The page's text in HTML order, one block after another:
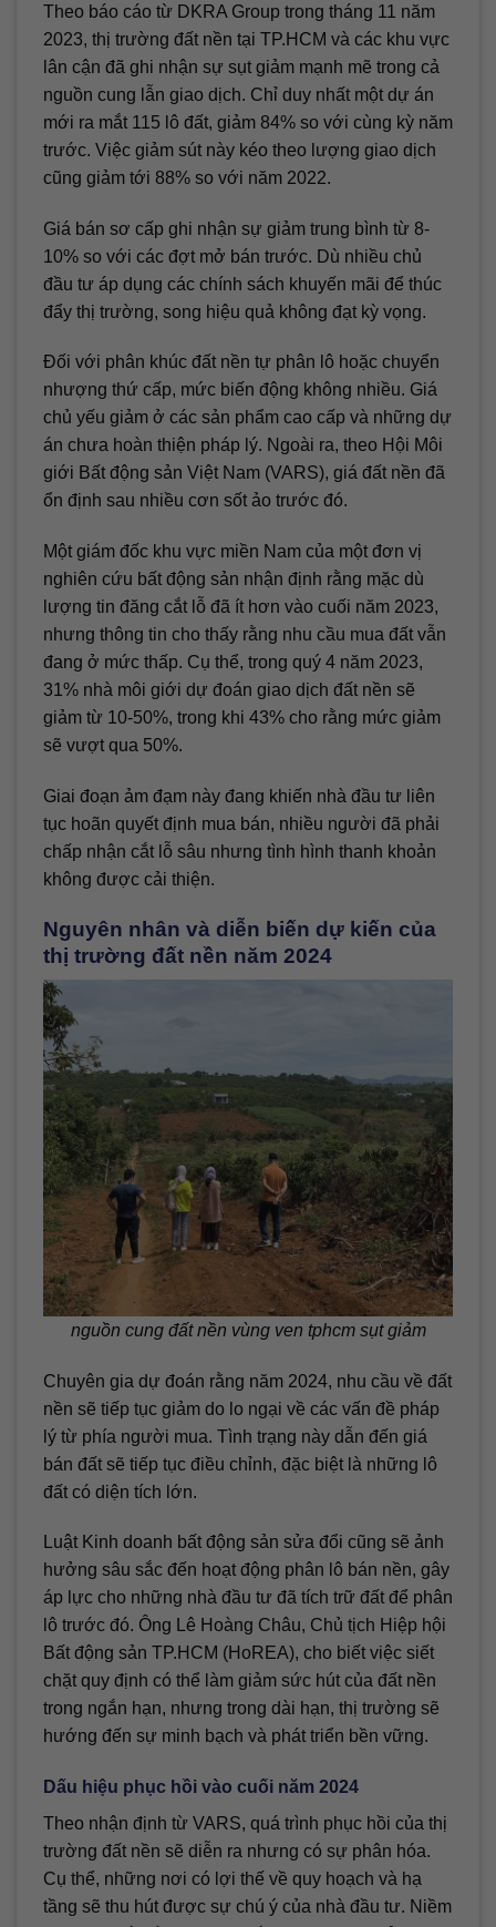
Theo báo cáo từ DKRA Group trong tháng 11 năm
2023, thị trường đất nền tại TP.HCM và các khu vực
lân cận đã ghi nhận sự sụt giảm mạnh mẽ trong cả
nguồn cung lẫn giao dịch. Chỉ duy nhất một dự án
mới ra mắt 115 lô đất, giảm 84% so với cùng kỳ năm
trước. Việc giảm sút này kéo theo lượng giao dịch
cũng giảm tới 88% so với năm 2022.
Giá bán sơ cấp ghi nhận sự giảm trung bình từ 8-
10% so với các đợt mở bán trước. Dù nhiều chủ
đầu tư áp dụng các chính sách khuyến mãi để thúc
đẩy thị trường, song hiệu quả không đạt kỳ vọng.
Đối với phân khúc đất nền tự phân lô hoặc chuyển
nhượng thứ cấp, mức biến động không nhiều. Giá
chủ yếu giảm ở các sản phẩm cao cấp và những dự
án chưa hoàn thiện pháp lý. Ngoài ra, theo Hội Môi
giới Bất động sản Việt Nam (VARS), giá đất nền đã
ổn định sau nhiều cơn sốt ảo trước đó.
Một giám đốc khu vực miền Nam của một đơn vị
nghiên cứu bất động sản nhận định rằng mặc dù
lượng tin đăng cắt lỗ đã ít hơn vào cuối năm 2023,
nhưng thông tin cho thấy rằng nhu cầu mua đất vẫn
đang ở mức thấp. Cụ thể, trong quý 4 năm 2023,
31% nhà môi giới dự đoán giao dịch đất nền sẽ
giảm từ 10-50%, trong khi 43% cho rằng mức giảm
sẽ vượt qua 50%.
Giai đoạn ảm đạm này đang khiến nhà đầu tư liên
tục hoãn quyết định mua bán, nhiều người đã phải
chấp nhận cắt lỗ sâu nhưng tình hình thanh khoản
không được cải thiện.
Nguyên nhân và diễn biến dự kiến của
thị trường đất nền năm 2024
nguồn cung đất nền vùng ven tphcm sụt giảm
Chuyên gia dự đoán rằng năm 2024, nhu cầu về đất
nền sẽ tiếp tục giảm do lo ngại về các vấn đề pháp
lý từ phía người mua. Tình trạng này dẫn đến giá
bán đất sẽ tiếp tục điều chỉnh, đặc biệt là những lô
đất có diện tích lớn.
Luật Kinh doanh bất động sản sửa đổi cũng sẽ ảnh
hưởng sâu sắc đến hoạt động phân lô bán nền, gây
áp lực cho những nhà đầu tư đã tích trữ đất để phân
lô trước đó. Ông Lê Hoàng Châu, Chủ tịch Hiệp hội
Bất động sản TP.HCM (HoREA), cho biết việc siết
chặt quy định có thể làm giảm sức hút của đất nền
trong ngắn hạn, nhưng trong dài hạn, thị trường sẽ
hướng đến sự minh bạch và phát triển bền vững.
Dấu hiệu phục hồi vào cuối năm 2024
Theo nhận định từ VARS, quá trình phục hồi của thị
trường đất nền sẽ diễn ra nhưng có sự phân hóa.
Cụ thể, những nơi có lợi thế về quy hoạch và hạ
tầng sẽ thu hút được sự chú ý của nhà đầu tư. Niềm